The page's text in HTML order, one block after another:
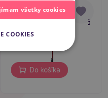
Devil Sticks Crop
Polished Leather
black/red, kožený bič
Skladom
11,80 €
Do košíka
všetky cookies
COOKIES